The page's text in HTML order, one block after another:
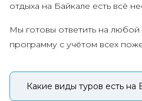
отдыха на Байкале есть всё
Мы готовы ответить на
программу с учётом всех
Какие виды туров есть на